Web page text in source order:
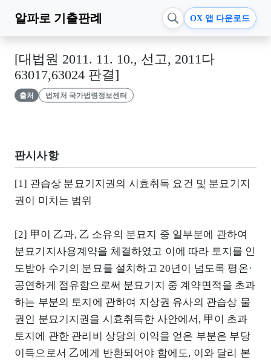
알파로 기출판례 OX 앱 다운로드
[대법원 2011. 11. 10., 선고, 2011다
63017,63024 판결]
출처 법제처 국가법령정보센터
판시사항
[1] 관습상 분묘기지권의 시효취득 요건 및 분묘기지
권이 미치는 범위
[2] 甲이 乙과, 乙 소유의 분묘지 중 일부분에 관하여
분묘기지사용계약을 체결하였고 이에 따라 토지를 인
도받아 수기의 분묘를 설치하고 20년이 넘도록 평온·
공연하게 점유함으로써 분묘기지 중 계약면적을 초과
하는 부분의 토지에 관하여 지상권 유사의 관습상 물
권인 분묘기지권을 시효취득한 사안에서, 甲이 초과
토지에 관한 관리비 상당의 이익을 얻은 부분은 부당
이득으로서 乙에게 반환되어야 함에도, 이와 달리 본